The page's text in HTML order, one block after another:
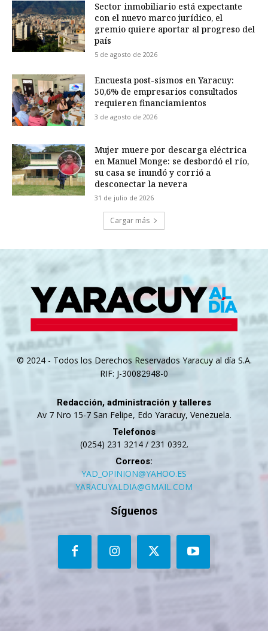
Sector inmobiliario está expectante
con el nuevo marco jurídico, el
gremio quiere aportar al progreso del
país
5 de agosto de 2026
Encuesta post-sismos en Yaracuy:
50,6% de empresarios consultados
requieren financiamientos
3 de agosto de 2026
Mujer muere por descarga eléctrica
en Manuel Monge: se desbordó el río,
su casa se inundó y corrió a
desconectar la nevera
31 de julio de 2026
Cargar más
© 2024 - Todos los Derechos Reservados Yaracuy al día S.A.
RIF: J-30082948-0
Redacción, administración y talleres
Av 7 Nro 15-7 San Felipe, Edo Yaracuy, Venezuela.
Telefonos
(0254) 231 3214 / 231 0392.
Correos:
YAD_OPINION@YAHOO.ES
YARACUYALDIA@GMAIL.COM
Síguenos